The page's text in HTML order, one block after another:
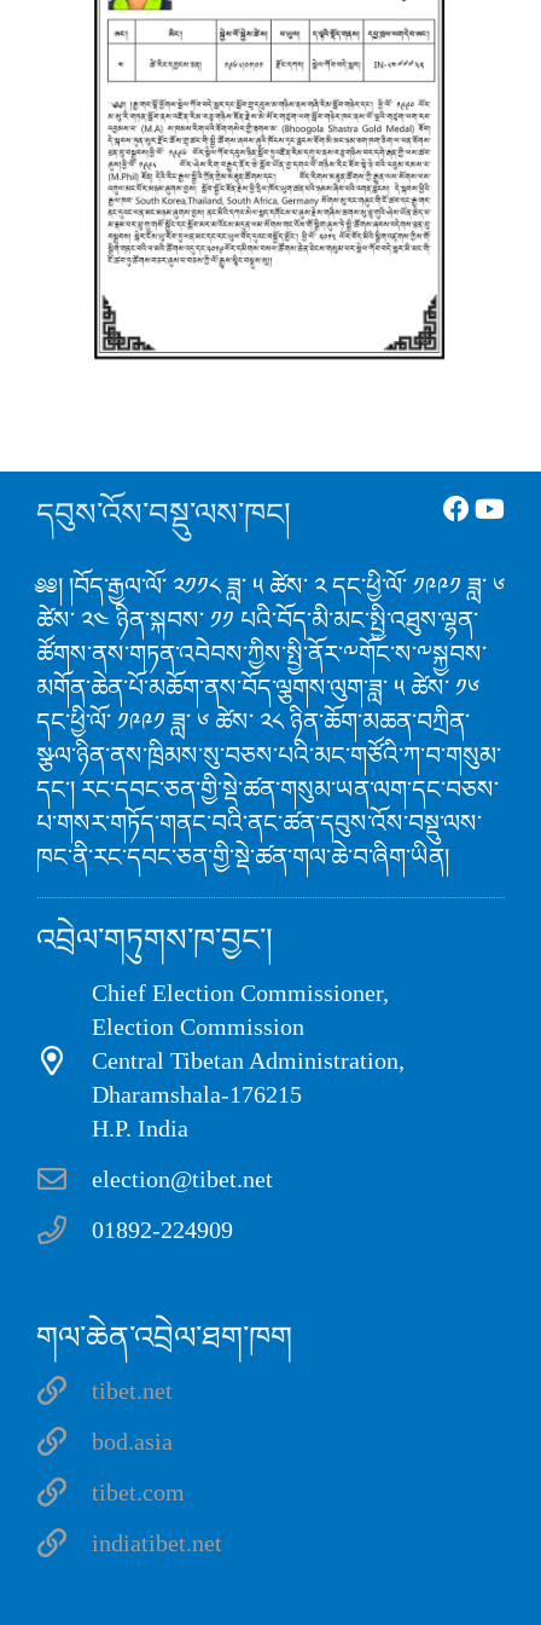
དབུས་འོས་བསྡུ་ལས་ཁང།
༅༅། །བོད་རྒྱལ་ལོ་ ༢༡༡༨ ཟླ་ ༥ ཚེས་ ༢ དང་ཕྱི་ལོ་ ༡༩༩༡ ཟླ་ ༦
ཚེས་ ༢༤ ཉིན་སྐབས་ ༡༡ པའི་བོད་མི་མང་སྤྱི་འཐུས་ལྷན་
ཚོགས་ནས་གཏན་འབེབས་ཀྱིས་སྤྱི་ནོར་༸གོང་ས་༸སྐྱབས་
མགོན་ཆེན་པོ་མཆོག་ནས་བོད་ལྕགས་ལུག་ཟླ་ ༥ ཚེས་ ༡༦
དང་ཕྱི་ལོ་ ༡༩༩༡ ཟླ་ ༦ ཚེས་ ༢༨ ཉིན་ཆོག་མཆན་བཀྲིན་
སྩལ་ཉིན་ནས་ཁྲིམས་སུ་བཅས་པའི་མང་གཙོའི་ཀ་བ་གསུམ་
དང་། རང་དབང་ཅན་གྱི་སྡེ་ཚན་གསུམ་ཡན་ལག་དང་བཅས་
པ་གསར་གཏོད་གནང་བའི་ནང་ཚན་དབུས་འོས་བསྡུ་ལས་
ཁང་ནི་རང་དབང་ཅན་གྱི་སྡེ་ཚན་གལ་ཆེ་བ་ཞིག་ཡིན།
འབྲེལ་གཏུགས་ཁ་བྱང་།
Chief Election Commissioner,
Election Commission
Central Tibetan Administration,
Dharamshala-176215
H.P. India
election@tibet.net
01892-224909
གལ་ཆེན་འབྲེལ་ཐག་ཁག
tibet.net
bod.asia
tibet.com
indiatibet.net